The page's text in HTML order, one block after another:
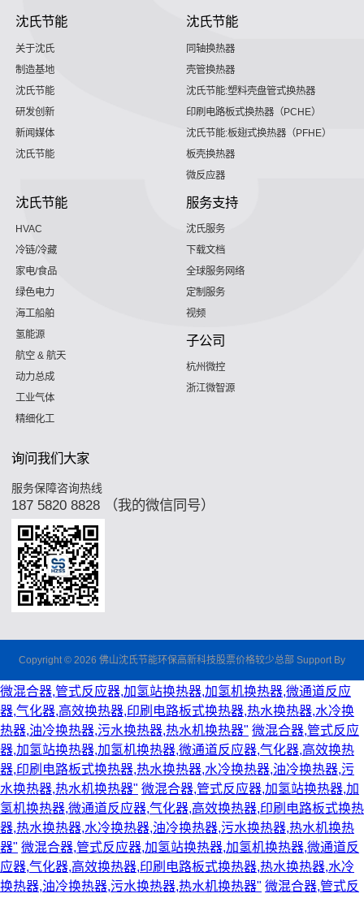
沈氏节能
关于沈氏
制造基地
沈氏节能
研发创新
新闻媒体
沈氏节能
沈氏节能
同轴换热器
壳管换热器
沈氏节能:塑料壳盘管式换热器
印刷电路板式换热器（PCHE）
沈氏节能:板翅式换热器（PFHE）
板壳换热器
微反应器
沈氏节能
HVAC
冷链/冷藏
家电/食品
绿色电力
海工船舶
氢能源
航空 & 航天
动力总成
工业气体
精细化工
服务支持
沈氏服务
下载文档
全球服务网络
定制服务
视频
子公司
杭州微控
浙江微智源
询问我们大家
服务保障咨询热线
187 5820 8828 （我的微信同号）
Copyright © 2026 佛山沈氏节能环保高新科技股票价格较少总部 Support By
微混合器,管式反应器,加氢站换热器,加氢机换热器,微通道反应
器,气化器,高效换热器,印刷电路板式换热器,热水换热器,水冷换
热器,油冷换热器,污水换热器,热水机换热器" 微混合器,管式反应
器,加氢站换热器,加氢机换热器,微通道反应器,气化器,高效换热
器,印刷电路板式换热器,热水换热器,水冷换热器,油冷换热器,污
水换热器,热水机换热器" 微混合器,管式反应器,加氢站换热器,加
氢机换热器,微通道反应器,气化器,高效换热器,印刷电路板式换热
器,热水换热器,水冷换热器,油冷换热器,污水换热器,热水机换热
器" 微混合器,管式反应器,加氢站换热器,加氢机换热器,微通道反
应器,气化器,高效换热器,印刷电路板式换热器,热水换热器,水冷
换热器,油冷换热器,污水换热器,热水机换热器" 微混合器,管式反